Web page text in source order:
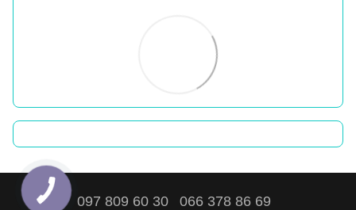
097 809 60 30 066 378 86 69